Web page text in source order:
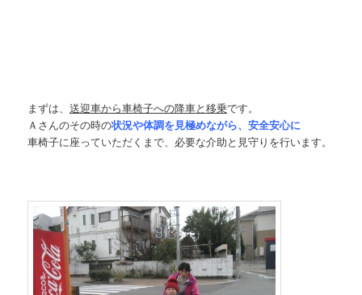
まずは、送迎車から車椅子への降車と移乗です。
Ａさんのその時の状況や体調を見極めながら、安全安心に
車椅子に座っていただくまで、必要な介助と見守りを行います。